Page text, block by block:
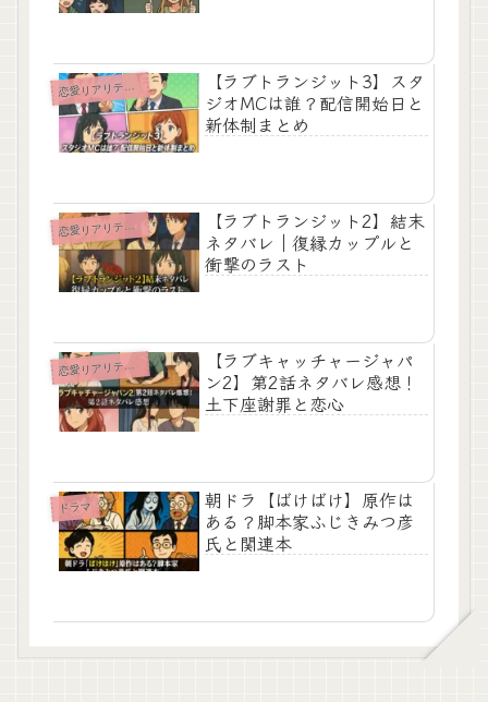
恋 愛リアリティショー
【ラブトランジット3】スタ
ジオMCは誰？配信開始日と
新体制まとめ
恋 愛リアリティショー
【ラブトランジット2】結末
ネタバレ｜復縁カップルと
衝撃のラスト
恋愛リアリティショー
【ラブキャッチャージャパ
ン2】第2話ネタバレ感想！
土下座謝罪と恋心
ドラマ
朝ドラ【ばけばけ】原作は
ある？脚本家ふじきみつ彦
氏と関連本